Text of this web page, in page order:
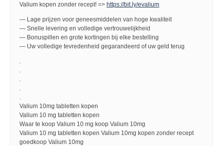
Valium kopen zonder recept! => https://bit.ly/evalium
— Lage prijzen voor geneesmiddelen van hoge kwaliteit
— Snelle levering en volledige vertrouwelijkheid
— Bonuspillen en grote kortingen bij elke bestelling
— Uw volledige tevredenheid gegarandeerd of uw geld terug
.
.
.
.
.
Valium 10mg tabletten kopen
Valium 10 mg tabletten kopen
Waar te koop Valium 10 mg koop Valium 10mg
Valium 10 mg tabletten kopen Valium 10mg kopen zonder recept
goedkoop Valium 10mg